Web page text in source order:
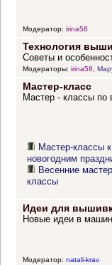
Модератор: irina58
Технология
Советы и
Модераторы: irina58,
Мастер-класс
Мастер - классы по
Мастер-классы к
новогодним
Весенние
классы
Идеи для
Новые идеи в
Модератор: natali-krav